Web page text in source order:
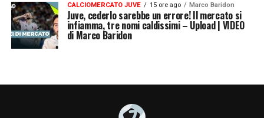
CALCIOMERCATO JUVE 15 ore ago Marco Baridon
Juve, cederlo sarebbe un errore! Il mercato si
infiamma, tre nomi caldissimi – Upload | VIDEO
di Marco Baridon